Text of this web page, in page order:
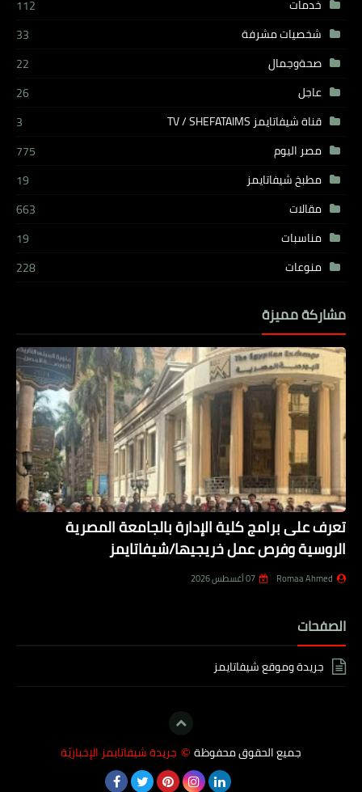
خدمات
112
شخصيات مشرفة
33
صحةوجمال
22
عاجل
26
قناة شيفاتايمز TV / SHEFATAIMS
3
مصر اليوم
775
مطبخ شيفاتايمز
19
مقالات
663
مناسبات
19
منوعات
228
مشاركة مميزة
تعرف على برامج كلية الإدارة بالجامعة المصرية
الروسية وفرص عمل خريجيها/شيفاتايمز
Romaa Ahmed 07 أغسطس 2026
الصفحات
جريدة وموقع شيفاتايمز
جميع الحقوق محفوظة © جريدة شيفاتايمز الإخباريّة